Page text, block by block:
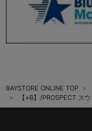
BAYSTORE ONLINE TOP
【+B】/PROSPECT ス